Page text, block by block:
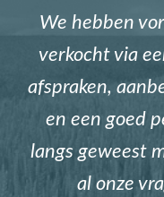
We hebben
verkocht via
afspraken,
en een goed
langs geweest
al onze